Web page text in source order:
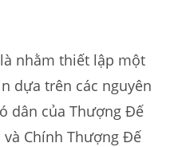
nhằm thiết lập một
dựa trên các nguyên
dân của Thượng Đế
Chính Thượng Đế